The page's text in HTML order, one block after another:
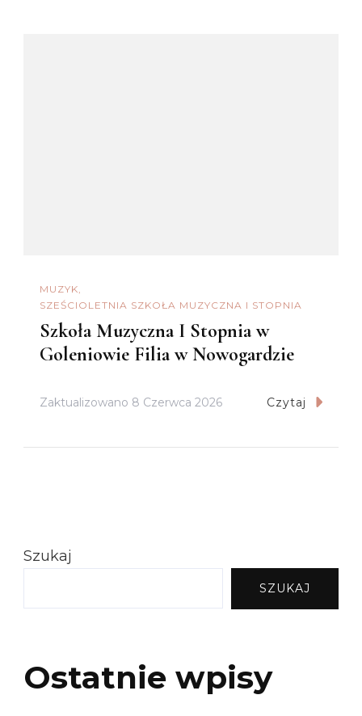
MUZYK
SZEŚCIOLETNIA SZKOŁA MUZYCZNA I STOPNIA
Szkoła Muzyczna I Stopnia w
Goleniowie Filia w Nowogardzie
Zaktualizowano 8 Czerwca 2026 Czytaj
Szukaj
SZUKAJ
Ostatnie wpisy